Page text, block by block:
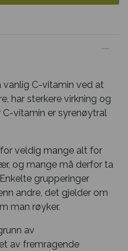
vanlig C-vitamin ved at
har sterkere virkning og
C-vitamin er syrenøytral
veldig mange alt for
og mange må derfor ta
grupperinger
andre, det gjelder om
man røyker.
av
av fremragende